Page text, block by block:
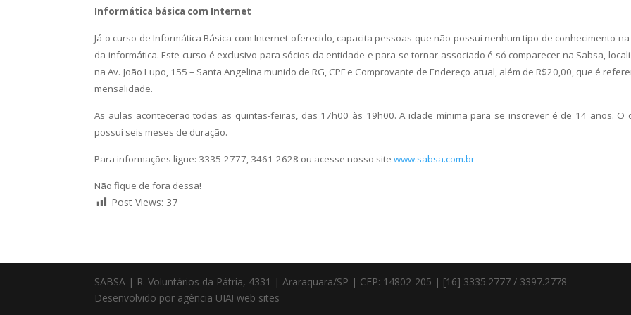
Informática básica com Internet
Já o curso de Informática Básica com Internet oferecido, capacita pessoas que não possui nenhum tipo de conhecimento
da informática. Este curso é exclusivo para sócios da entidade e para se tornar associado é só comparecer na Sabsa,
na Av. João Lupo, 155 – Santa Angelina munido de RG, CPF e Comprovante de Endereço atual, além de R$20,00, que é
mensalidade.
As aulas acontecerão todas as quintas-feiras, das 17h00 às 19h00. A idade mínima para se inscrever é de 14 anos. O
possuí seis meses de duração.
Para informações ligue: 3335-2777, 3461-2628 ou acesse nosso sitewww.sabsa.com.br
Não fique de fora dessa!
Post Views: 37
SABSA | R. Voluntários da Pátria, 4331 | Araraquara/SP | CEP: 14802-205 | [16] 3335.2777 / 3397.2778
Desenvolvido por agência UIA! web sites